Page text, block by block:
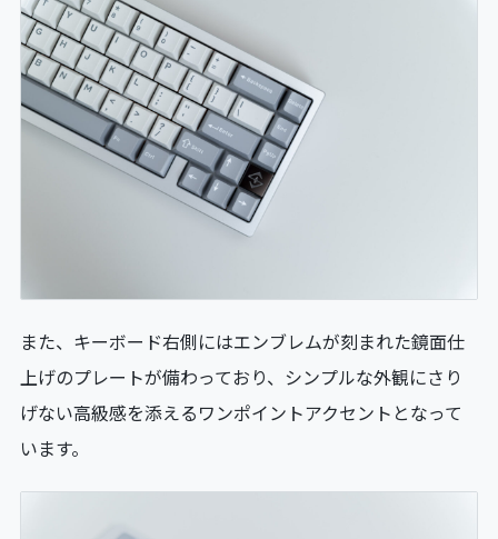
また、キーボード右側にはエンブレムが刻まれた鏡面仕
上げのプレートが備わっており、シンプルな外観にさり
げない高級感を添えるワンポイントアクセントとなって
います。